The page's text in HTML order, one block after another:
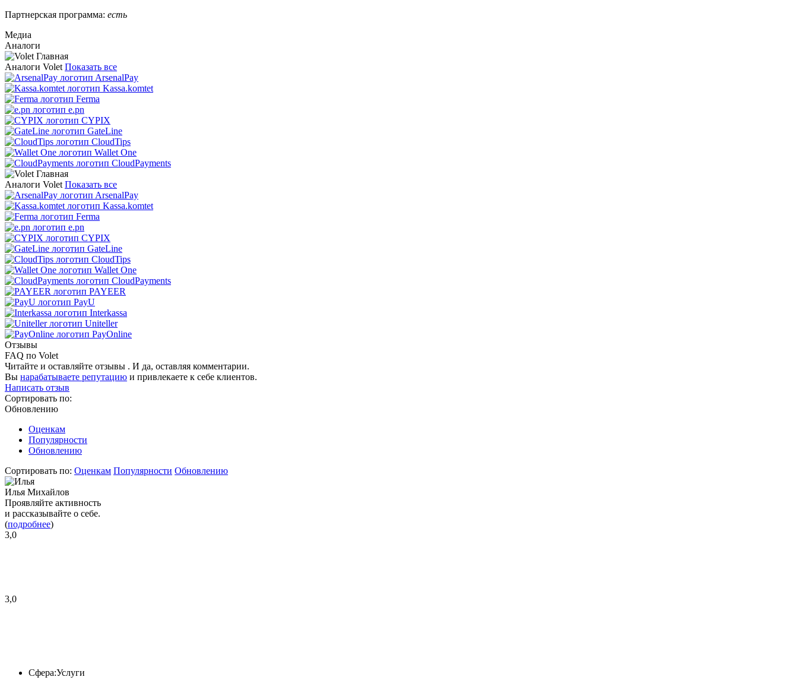
Партнерская программа: есть
Медиа
Аналоги
Аналоги Volet Показать все
ArsenalPay
Kassa.komtet
Ferma
e.pn
CYPIX
GateLine
CloudTips
Wallet One
CloudPayments
Аналоги Volet Показать все
ArsenalPay
Kassa.komtet
Ferma
e.pn
CYPIX
GateLine
CloudTips
Wallet One
CloudPayments
PAYEER
PayU
Interkassa
Uniteller
PayOnline
Отзывы
FAQ по Volet
Читайте и оставляйте отзывы . И да, оставляя комментарии.
Вы нарабатываете репутацию и привлекаете к себе клиентов.
Написать отзыв
Сортировать по:
Обновлению
Оценкам
Популярности
Обновлению
Сортировать по: Оценкам Популярности Обновлению
Илья Михайлов
Проявляйте активность
и рассказывайте о себе.
(подробнее)
3,0
3,0
Сфера:Услуги